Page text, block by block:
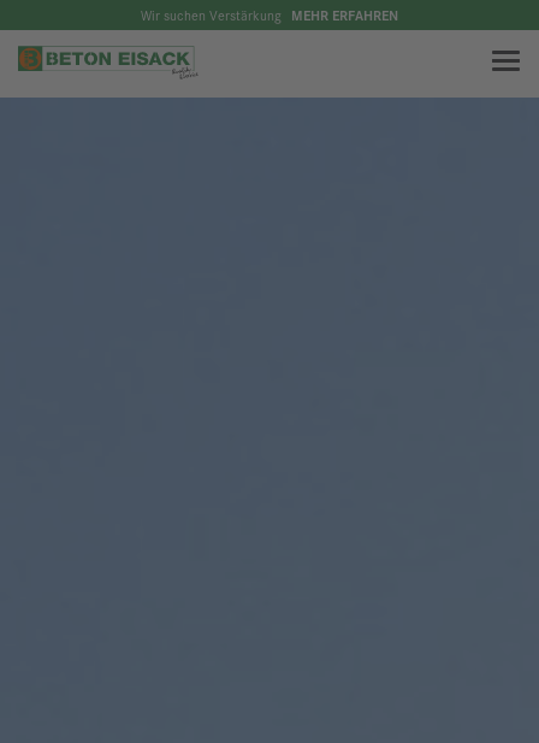
Wir suchen Verstärkung MEHR ERFAHREN